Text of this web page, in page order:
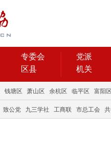
专委会
区县
党派
机关
钱塘区 萧山区 余杭区 临平区 富阳
致公党 九三学社 工商联 市总工会